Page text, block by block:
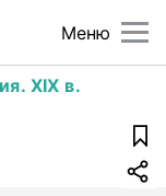
Меню
XIX в.